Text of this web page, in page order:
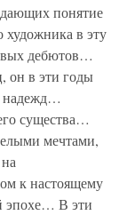
дающих понятие
в эту
дебютов…
он в эти годы
надежд…
существа…
мечтами,
к настоящему
эпохе… В эти